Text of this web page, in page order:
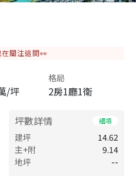
在關注這間👀
/坪
格局
2房1廳1衛
坪數詳情 細項
建坪
14.62
主+附
9.14
地坪
--